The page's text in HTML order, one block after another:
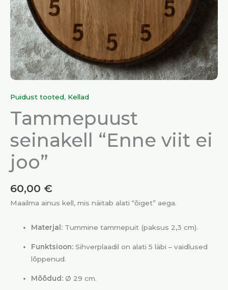
Puidust tooted, Kellad
Tammepuust
seinakell “Enne viit ei
joo”
60,00 €
Maailma ainus kell, mis näitab alati “õiget” aega.
Materjal: Tummine tammepuit (paksus 2,3 cm).
Funktsioon: Sihverplaadil on alati 5 läbi – vaidlused
lõppenud.
Mõõdud: Ø 29 cm.